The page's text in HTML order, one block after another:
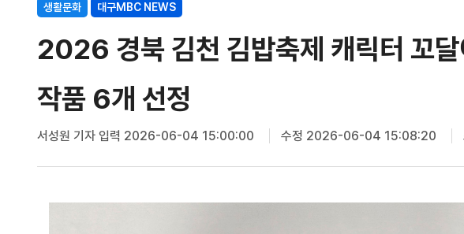
생활문화 대구MBC NEWS
2026 경북 김천 김밥축제 캐릭터 꼬
작품 6개 선정
서성원 기자입력 2026-06-04 15:00:00 수정 2026-06-04 15:08:20